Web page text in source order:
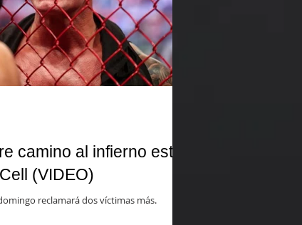
camino al infierno este
(VIDEO)
reclamará dos víctimas más.